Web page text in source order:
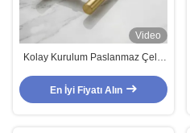
Video
Kolay Kurulum Paslanmaz Çelik
Kapı Çekme Kolu
En İyi Fiyatı Alın